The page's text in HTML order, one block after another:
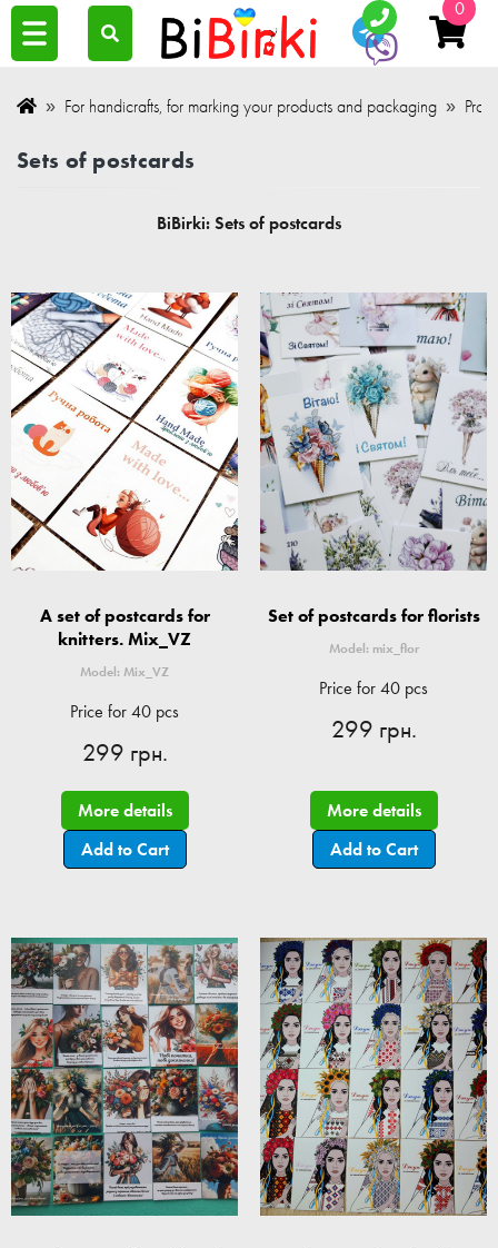
0
For handicrafts, for marking your products and packaging
Sets of postcards
BiBirki: Sets of postcards
A set of postcards for
knitters. Mix_VZ
Model: Mix_VZ
Price for 40 pcs
299 грн.
More details
Add to Cart
Set of postcards for florists
Model: mix_flor
Price for 40 pcs
299 грн.
More details
Add to Cart